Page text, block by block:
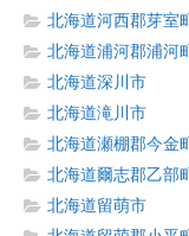
北海道河西郡芽室町
北海道浦河郡浦河町
北海道深川市
北海道滝川市
北海道瀬棚郡今金町
北海道爾志郡乙部町
北海道留萌市